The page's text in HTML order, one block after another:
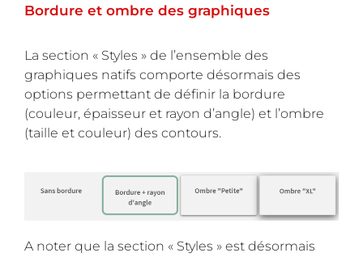
Bordure et ombre des graphiques
La section « Styles » de l’ensemble des
graphiques natifs comporte désormais des
options permettant de définir la bordure
(couleur, épaisseur et rayon d’angle) et l’ombre
(taille et couleur) des contours.
A noter que la section « Styles » est désormais